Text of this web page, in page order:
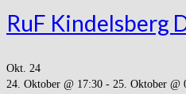
RuF Kindelsberg
Okt. 24
24. Oktober @ 17:30 - 25. Oktober @